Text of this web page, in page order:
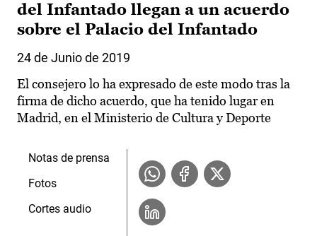
del Infantado llegan a un acuerdo
sobre el Palacio del Infantado
24 de Junio de 2019
El consejero lo ha expresado de este modo tras la
firma de dicho acuerdo, que ha tenido lugar en
Madrid, en el Ministerio de Cultura y Deporte
Notas de prensa
Fotos
Cortes audio